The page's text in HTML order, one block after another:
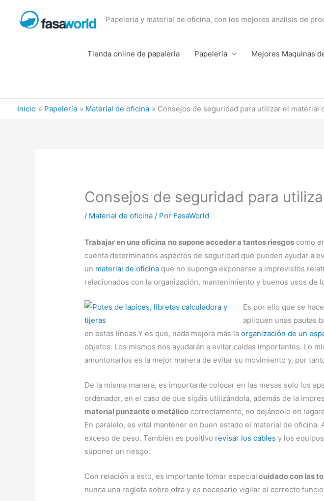
Papeleria y material de oficina, con los mejores analisis de
Tienda online de papaleria Papelería Mejores Maquinas
Inicio Papelería Material de oficina Consejos de seguridad para utilizar el material
Consejos de seguridad para
/ Material de oficina / Por FasaWorld
Trabajar en una oficina no supone acceder a tantos riesgos como
cuenta determinados aspectos de seguridad que pueden ayudar a
un material de oficina que no suponga exponerse a imprevistos
relacionados con la organización, mantenimiento y buenos usos de
Es por ello que se hace
apliquen unas pautas
en estas líneas.Y es que, nada mejora más laorganización de un
objetos. Los mismos nos ayudarán a evitar caídas importantes. Lo
amontonarlos es la mejor manera de evitar su movimiento y, por
De la misma manera, es importante colocar en las mesas solo los
ordenador, en el caso de que sigáis utilizándola, además de la
material punzante o metálico correctamente, no dejándolo en
En paralelo, es vital mantener en buen estado el material de
exceso de peso. También es positivo revisar los cables y los
suponer un riesgo.
Con relación a esto, es importante tomar especial cuidado con las
nunca una regleta sobre otra y es necesario vigilar el correcto